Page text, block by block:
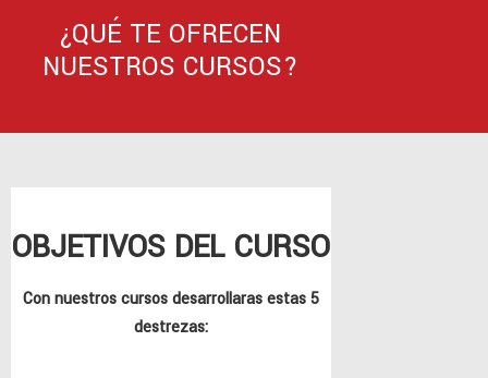
¿QUÉ TE OFRECEN
NUESTROS CURSOS?
OBJETIVOS DEL CURSO
Con nuestros cursos desarrollaras estas 5
destrezas: